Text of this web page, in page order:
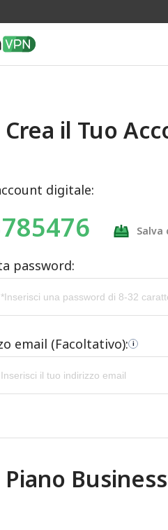
Crea il Tuo
digitale:
Salva
password:
email (Facoltativo): i
Piano